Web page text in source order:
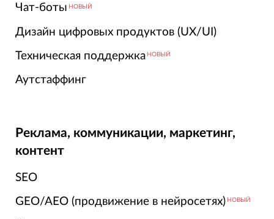
Чат-боты НОВЫЙ
Дизайн цифровых продуктов (UX/UI)
Техническая поддержка НОВЫЙ
Аутстаффинг
Реклама, коммуникации, маркетинг,
контент
SEO
GEO/AEO (продвижение в нейросетях) НОВЫЙ